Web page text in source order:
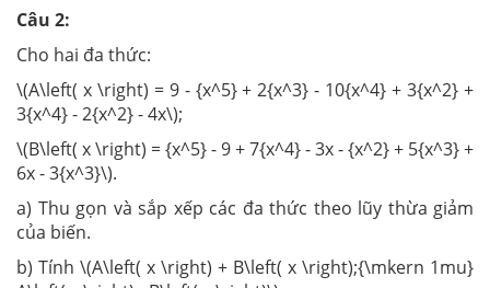
Câu 2:
Cho hai đa thức:
\(A\left( x \right) = 9 - {x^5} + 2{x^3} - 10{x^4} + 3{x^2} +
3{x^4} - 2{x^2} - 4x\);
\(B\left( x \right) = {x^5} - 9 + 7{x^4} - 3x - {x^2} + 5{x^3} +
6x - 3{x^3}\).
a) Thu gọn và sắp xếp các đa thức theo lũy thừa giảm
của biến.
b) Tính \(A\left( x \right) + B\left( x \right);{\mkern 1mu}